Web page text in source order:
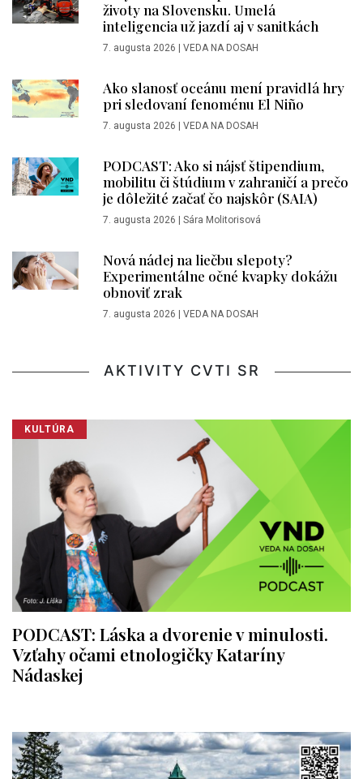
životy na Slovensku. Umelá
inteligencia už jazdí aj v sanitkách
7. augusta 2026 VEDA NA DOSAH
Ako slanosť oceánu mení pravidlá hry
pri sledovaní fenoménu El Niño
7. augusta 2026 VEDA NA DOSAH
PODCAST: Ako si nájsť štipendium,
mobilitu či štúdium v zahraničí a prečo
je dôležité začať čo najskôr (SAIA)
7. augusta 2026 Sára Molitorisová
Nová nádej na liečbu slepoty?
Experimentálne očné kvapky dokážu
obnoviť zrak
7. augusta 2026 VEDA NA DOSAH
AKTIVITY CVTI SR
KULTÚRA
PODCAST: Láska a dvorenie v minulosti.
Vzťahy očami etnologičky Kataríny
Nádaskej